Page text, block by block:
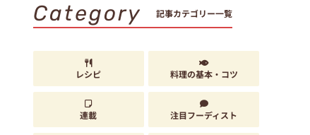
Category 記事カテゴリー一覧
レシピ 料理の基本・コツ
連載 注目フーディスト